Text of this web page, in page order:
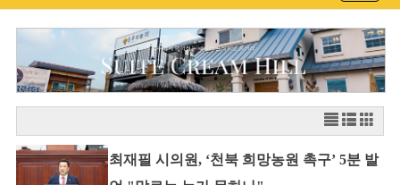
최재필 시의원, ‘천북 희망농원 촉구’ 5분 발